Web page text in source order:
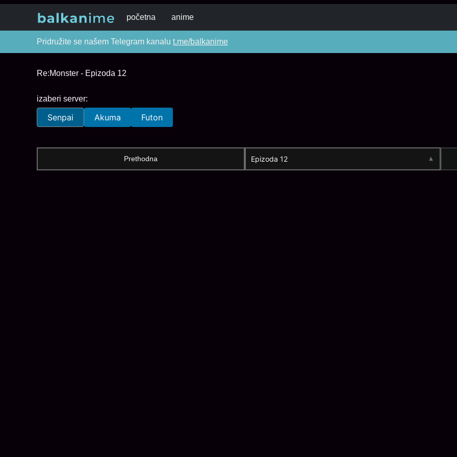
početna anime
Pridružite se našem Telegram kanalu t.me/balkanime
Re:Monster - Epizoda 12
izaberi server:
Senpai Akuma Futon
Prethodna